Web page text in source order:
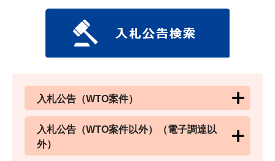
入札公告（WTO案件）
入札公告（WTO案件以外）（電子調達以
外）